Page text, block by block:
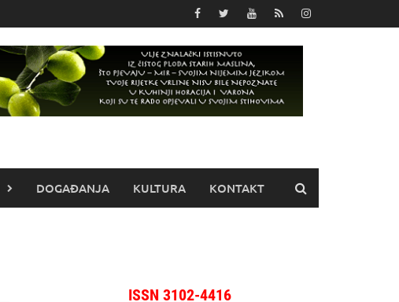
DOGAĐANJA KULTURA KONTAKT
ISSN 3102-4416